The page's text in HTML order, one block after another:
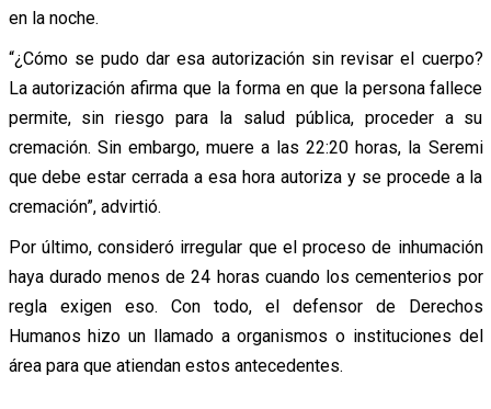
en la noche.
“¿Cómo se pudo dar esa autorización sin revisar el cuerpo?
La autorización afirma que la forma en que la persona fallece
permite, sin riesgo para la salud pública, proceder a su
cremación. Sin embargo, muere a las 22:20 horas, la Seremi
que debe estar cerrada a esa hora autoriza y se procede a la
cremación”, advirtió.
Por último, consideró irregular que el proceso de inhumación
haya durado menos de 24 horas cuando los cementerios por
regla exigen eso. Con todo, el defensor de Derechos
Humanos hizo un llamado a organismos o instituciones del
área para que atiendan estos antecedentes.